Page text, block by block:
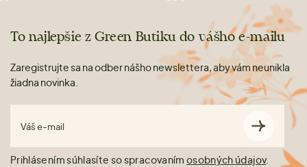
To najlepšie z Green Butiku do vášho e-mailu
Zaregistrujte sa na odber nášho newslettera, aby vám neunikla
žiadna novinka.
Váš e-mail
Prihlásením súhlasíte so spracovaním osobných údajov.